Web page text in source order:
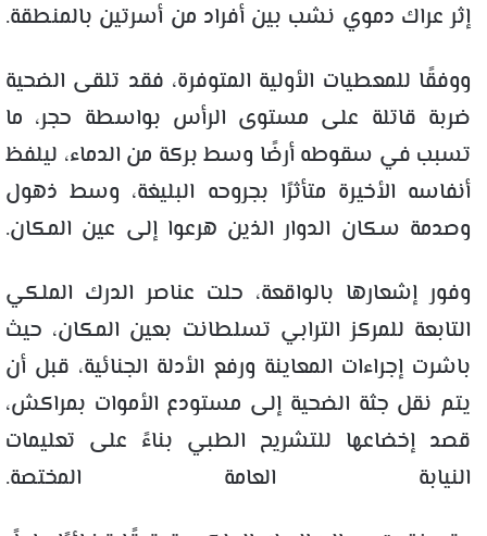
إثر عراك دموي نشب بين أفراد من أسرتين بالمنطقة.
ووفقًا للمعطيات الأولية المتوفرة، فقد تلقى الضحية
ضربة قاتلة على مستوى الرأس بواسطة حجر، ما
تسبب في سقوطه أرضًا وسط بركة من الدماء، ليلفظ
أنفاسه الأخيرة متأثرًا بجروحه البليغة، وسط ذهول
وصدمة سكان الدوار الذين هرعوا إلى عين المكان.
وفور إشعارها بالواقعة، حلت عناصر الدرك الملكي
التابعة للمركز الترابي تسلطانت بعين المكان، حيث
باشرت إجراءات المعاينة ورفع الأدلة الجنائية، قبل أن
يتم نقل جثة الضحية إلى مستودع الأموات بمراكش،
قصد إخضاعها للتشريح الطبي بناءً على تعليمات
النيابة العامة المختصة.